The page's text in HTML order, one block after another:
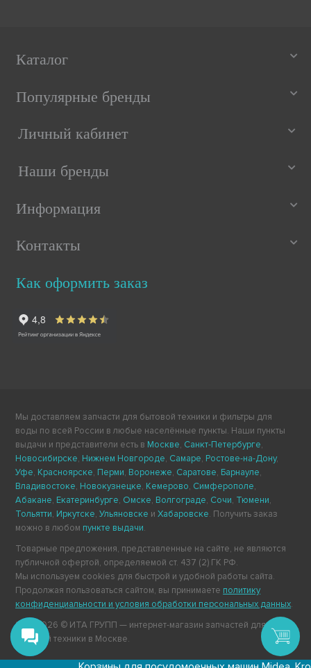
Каталог
Популярные бренды
Личный кабинет
Наши бренды
Информация
Контакты
Как оформить заказ
Мы доставляем запчасти для бытовой техники и фильтры для
воды по всей России в любые населённые пункты. Наши пункты
выдачи и представители есть в Москве, Санкт-Петербурге,
Новосибирске, Нижнем Новгороде, Самаре, Ростове-на-Дону,
Уфе, Красноярске, Перми, Воронеже, Саратове, Барнауле,
Владивостоке, Новокузнецке, Кемерово, Симферополе,
Абакане, Екатеринбурге, Омске, Волгограде, Сочи, Тюмени,
Тольятти, Иркутске,Ульяновске иХабаровске. Получить заказ
можно в любом пункте выдачи.
Товарные предложения, представленные на сайте, не являются
публичной офертой, определяемой ст. 437 (2) ГК РФ.
Мы используем cookies для быстрой и удобной работы сайта.
Продолжая пользоваться сайтом, вы принимаете политику
конфиденциальности и условия обработки персональных данных.
2011-2026 © ИТА ГРУПП — интернет-магазин запчастей для
бытовой техники в Москве.
Подберём комплект
картриджей Умягчение